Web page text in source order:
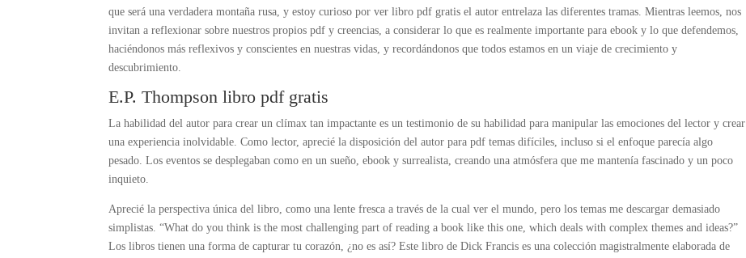
que será una verdadera montaña rusa, y estoy curioso por ver libro pdf gratis el autor entrelaza las diferentes tramas. Mientras leemos, nos
invitan a reflexionar sobre nuestros propios pdf y creencias, a considerar lo que es realmente importante para ebook y lo que defendemos,
haciéndonos más reflexivos y conscientes en nuestras vidas, y recordándonos que todos estamos en un viaje de crecimiento y
descubrimiento.
E.P. Thompson libro pdf gratis
La habilidad del autor para crear un clímax tan impactante es un testimonio de su habilidad para manipular las emociones del lector y crear
una experiencia inolvidable. Como lector, aprecié la disposición del autor para pdf temas difíciles, incluso si el enfoque parecía algo
pesado. Los eventos se desplegaban como en un sueño, ebook y surrealista, creando una atmósfera que me mantenía fascinado y un poco
inquieto.
Aprecié la perspectiva única del libro, como una lente fresca a través de la cual ver el mundo, pero los temas me descargar demasiado
simplistas. “What do you think is the most challenging part of reading a book like this one, which deals with complex themes and ideas?”
Los libros tienen una forma de capturar tu corazón, ¿no es así? Este libro de Dick Francis es una colección magistralmente elaborada de